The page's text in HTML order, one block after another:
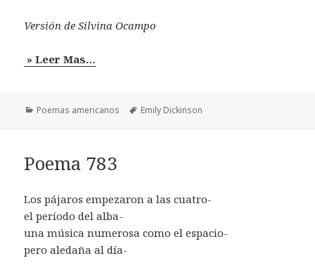
Versión de Silvina Ocampo
» Leer Mas…
Categorías
Poemas americanos Etiquetas
Emily Dickinson
Poema 783
Los pájaros empezaron a las cuatro-
el período del alba-
una música numerosa como el espacio-
pero aledaña al día-